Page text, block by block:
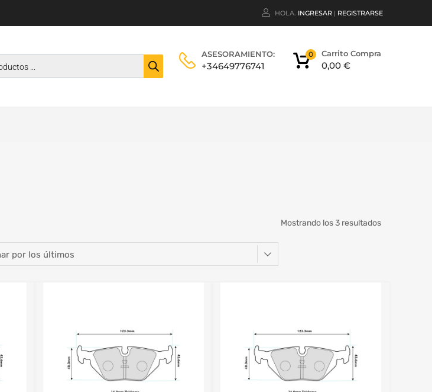
HOLA. INGRESAR | REGISTRARSE
ASESORAMIENTO:
+34649776741
Carrito Compra
0,00 €
0
Mostrando los 3 resultados